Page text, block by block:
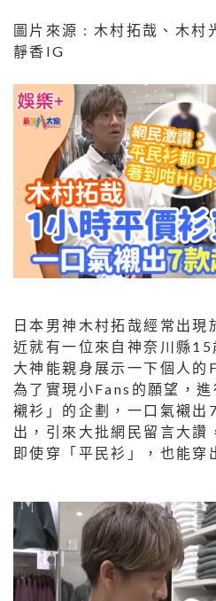
圖片來源 : 木村拓哉、木村
靜香IG
日本男神木村拓哉經常出現
近就有一位來自神奈川縣
大神能親身展示一下個人
為了實現小Fans的願望，
襯衫」的企劃，一口氣襯出
出，引來大批網民留言大讚
即使穿「平民衫」，也能穿